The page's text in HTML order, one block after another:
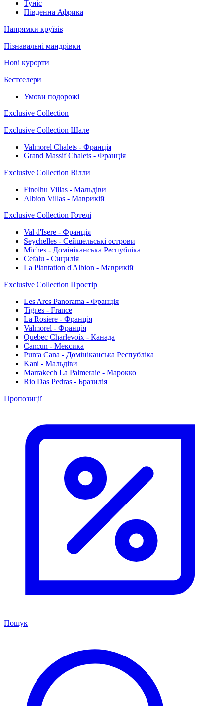
Туніс
Південна Африка
Напрямки круїзів
Пізнавальні мандрівки
Нові курорти
Бестселери
Умови подорожі
Exclusive Collection
Exclusive Collection Шале
Valmorel Chalets - Франція
Grand Massif Chalets - Франція
Exclusive Collection Вілли
Finolhu Villas - Мальдіви
Albion Villas - Маврикій
Exclusive Collection Готелі
Val d'Isere - Франція
Seychelles - Сейшельські острови
Miches - Домініканська Республіка
Cefalu - Сицилія
La Plantation d'Albion - Маврикій
Exclusive Collection Простір
Les Arcs Panorama - Франція
Tignes - France
La Rosiere - Франція
Valmorel - Франція
Quebec Charlevoix - Канада
Cancun - Мексика
Punta Cana - Домініканська Республіка
Kani - Мальдіви
Marrakech La Palmeraie - Марокко
Rio Das Pedras - Бразилія
Пропозиції
Пошук